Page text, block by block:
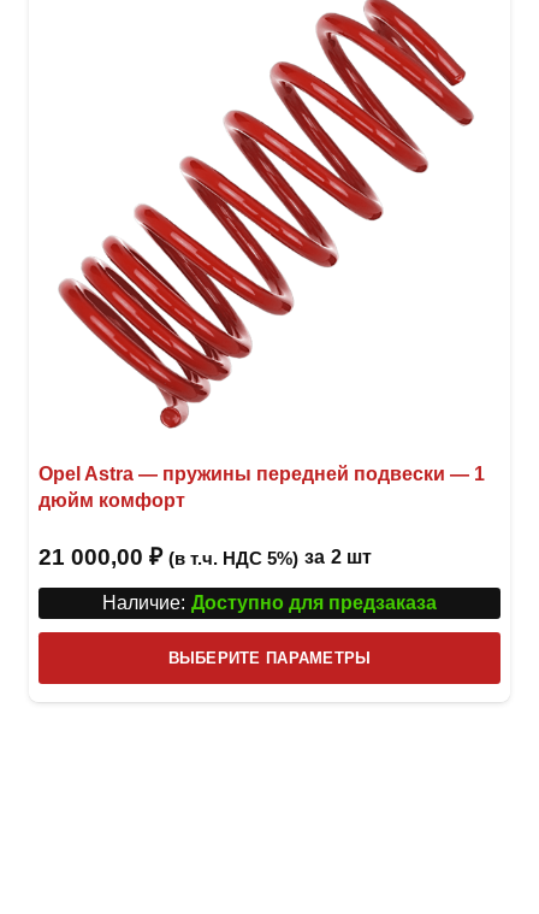
Opel Astra — пружины передней подвески — 1
дюйм комфорт
21 000,00 ₽ (в т.ч. НДС 5%) за 2 шт
Наличие: Доступно для предзаказа
ВЫБЕРИТЕ ПАРАМЕТРЫ
товар